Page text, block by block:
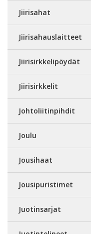
Jiirisahat
Jiirisahauslaitteet
Jiirisirkkelipöydät
Jiirisirkkelit
Johtoliitinpihdit
Joulu
Jousihaat
Jousipuristimet
Juotinsarjat